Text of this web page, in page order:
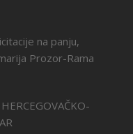
na panju,
Prozor-Rama